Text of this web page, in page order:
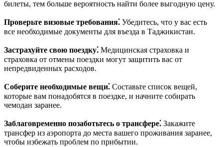
билеты, тем больше вероятность найти более выгодную цену.
Проверьте визовые требования⁚ Убедитесь, что у вас есть
все необходимые документы для въезда в Таджикистан.
Застрахуйте свою поездку⁚ Медицинская страховка и
страховка от отмены поездки могут защитить вас от
непредвиденных расходов.
Соберите необходимые вещи⁚ Составьте список вещей,
которые вам понадобятся в поездке, и начните собирать
чемодан заранее.
Заблаговременно позаботьтесь о трансфере⁚ Закажите
трансфер из аэропорта до места вашего проживания заранее,
чтобы избежать проблем по прибытии.